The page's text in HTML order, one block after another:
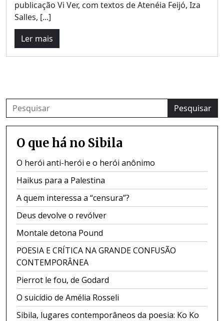
publicação Vi Ver, com textos de Atenéia Feijó, Iza
Salles, [...]
Ler mais
Pesquisar
O que há no Sibila
O herói anti-herói e o herói anônimo
Haikus para a Palestina
A quem interessa a “censura”?
Deus devolve o revólver
Montale detona Pound
POESIA E CRÍTICA NA GRANDE CONFUSÃO
CONTEMPORÂNEA
Pierrot le fou, de Godard
O suicídio de Amélia Rosseli
Sibila, lugares contemporâneos da poesia: Ko Ko